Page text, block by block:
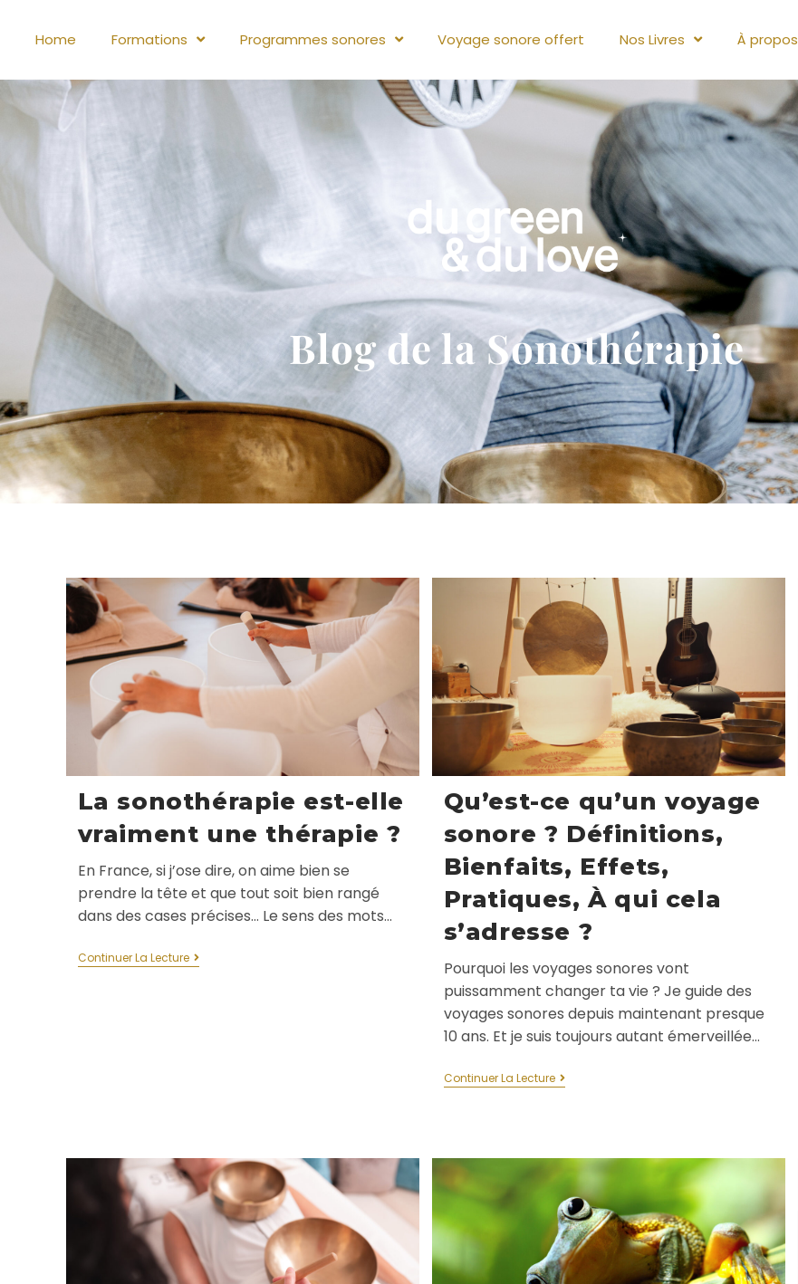
Home Formations Programmes sonores Voyage sonore offert Nos Livres À propos
Blog de la Sonothérapie
La sonothérapie est-elle
vraiment une thérapie ?
En France, si j’ose dire, on aime bien se
prendre la tête et que tout soit bien rangé
dans des cases précises… Le sens des mots…
Continuer La Lecture
Qu’est-ce qu’un voyage
sonore ? Définitions,
Bienfaits, Effets,
Pratiques, À qui cela
s’adresse ?
Pourquoi les voyages sonores vont
puissamment changer ta vie ? Je guide des
voyages sonores depuis maintenant presque
10 ans. Et je suis toujours autant émerveillée…
Continuer La Lecture